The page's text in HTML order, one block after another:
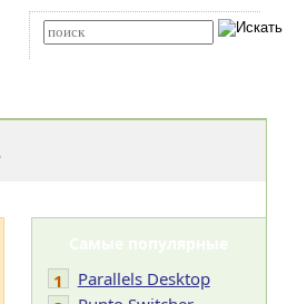
Самые популярные
1
Parallels Desktop